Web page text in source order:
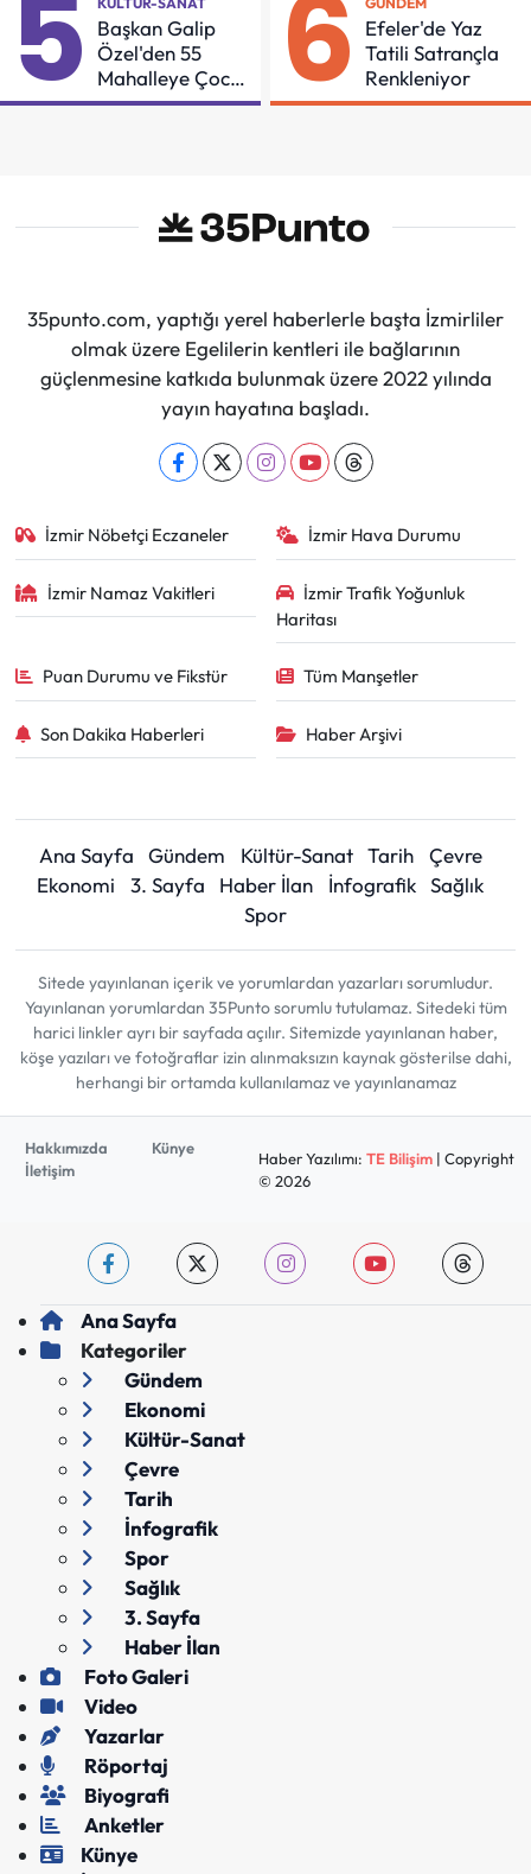
5
Başkan Galip
Özel'den 55
Mahalleye Çocuk
Şenliği
6
Efeler'de Yaz
Tatili Satrançla
Renkleniyor
35punto.com, yaptığı yerel haberlerle başta İzmirliler
olmak üzere Egelilerin kentleri ile bağlarının
güçlenmesine katkıda bulunmak üzere 2022 yılında
yayın hayatına başladı.
İzmir Nöbetçi Eczaneler İzmir Hava Durumu
İzmir Namaz Vakitleri
İzmir Trafik Yoğunluk
Haritası
Puan Durumu ve Fikstür Tüm Manşetler
Son Dakika Haberleri Haber Arşivi
Ana Sayfa Gündem Kültür-Sanat Tarih
Çevre
Ekonomi
3. Sayfa Haber İlan İnfografik Sağlık
Spor
Sitede yayınlanan içerik ve yorumlardan yazarları sorumludur.
Yayınlanan yorumlardan 35Punto sorumlu tutulamaz. Sitedeki tüm
harici linkler ayrı bir sayfada açılır. Sitemizde yayınlanan haber,
köşe yazıları ve fotoğraflar izin alınmaksızın kaynak gösterilse dahi,
herhangi bir ortamda kullanılamaz ve yayınlanamaz
Hakkımızda
Künye
İletişim
Haber Yazılımı: TE Bilişim| Copyright
© 2026
Ana Sayfa
Kategoriler
Gündem
Ekonomi
Kültür-Sanat
Çevre
Tarih
İnfografik
Spor
Sağlık
3. Sayfa
Haber İlan
Foto Galeri
Video
Yazarlar
Röportaj
Biyografi
Anketler
Künye